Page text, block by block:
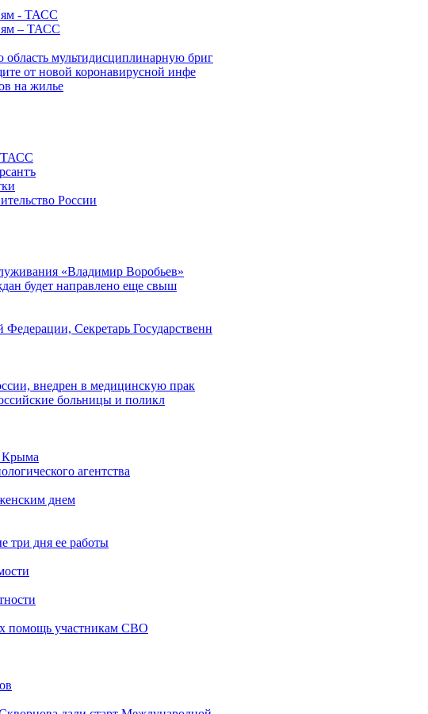
- ТАСС
– ТАСС
мультидисциплинарную бриг
от новой коронавирусной инфе
на жилье
ТАСС
России
«Владимир Воробьев»
будет направлено еще свыш
Секретарь Государственн
внедрен в медицинскую прак
больницы и поликл
Крыма
агентства
днем
три дня ее работы
помощь участникам СВО